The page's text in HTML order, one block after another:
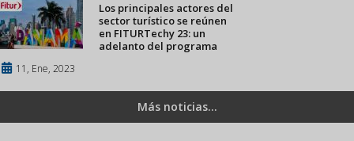
Los principales actores del
sector turístico se reúnen
en FITURTechy 23: un
adelanto del programa
11, Ene, 2023
Más noticias...